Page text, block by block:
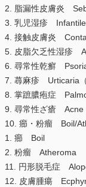
2. 脂漏性皮膚炎
3. 乳児湿疹
4. 接触皮膚炎
5. 皮脂欠乏性湿疹
6. 尋常性乾癬
7. 蕁麻疹 Urticaria（
8. 掌蹠膿疱症
9. 尋常性ざ瘡 Acne
10. 癤・粉瘤 Boil/
1. 癤 Boil
2. 粉瘤 Atheroma
11. 円形脱毛症
12. 皮膚腫瘍